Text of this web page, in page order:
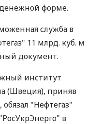
денежной форме.
служба в
11 млрд. куб. м
документ.
институт
(Швеция), приняв
"Нефтегаз"
в